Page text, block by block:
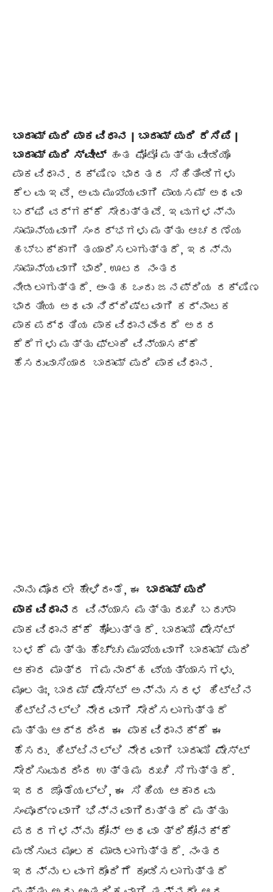
ಬಾದಾಮ್ ಪುರಿ ಪಾಕವಿಧಾನ | ಬಾದಾಮ್ ಪುರಿ ರೆಸಿಪಿ |
ಬಾದಾಮ್ ಪುರಿ ಸ್ವೀಟ್ಹಂತ ಫೋಟೋ ಮತ್ತು ವೀಡಿಯೊ
ಪಾಕವಿಧಾನ. ದಕ್ಷಿಣ ಭಾರತದ ಸಿಹಿತಿಂಡಿಗಳು
ಕೆಲವು ಇವೆ, ಅವು ಮುಖ್ಯವಾಗಿ ಪಾಯಸಮ್ ಅಥವಾ
ಬರ್ಫಿ ವರ್ಗಕ್ಕೆ ಸೇರುತ್ತವೆ. ಇವುಗಳನ್ನು
ಸಾಮಾನ್ಯವಾಗಿ ಸಂದರ್ಭಗಳು ಮತ್ತು ಆಚರಣೆಯ
ಹಬ್ಬಕ್ಕಾಗಿ ತಯಾರಿಸಲಾಗುತ್ತದೆ, ಇದನ್ನು
ಸಾಮಾನ್ಯವಾಗಿ ಭಾರಿ. ಊಟದ ನಂತರ
ನೀಡಲಾಗುತ್ತದೆ. ಅಂತಹ ಒಂದು ಜನಪ್ರಿಯ ದಕ್ಷಿಣ
ಭಾರತೀಯ ಅಥವಾ ನಿರ್ದಿಷ್ಟವಾಗಿ ಕರ್ನಾಟಕ
ಪಾಕಪದ್ಧತಿಯ ಪಾಕವಿಧಾನವೆಂದರೆ ಅದರ
ಕೆರೆಗಳು ಮತ್ತು ಫ್ಲಾಕಿ ವಿನ್ಯಾಸಕ್ಕೆ
ಹೆಸರುವಾಸಿಯಾದ ಬಾದಾಮ್ ಪುರಿ ಪಾಕವಿಧಾನ.
ನಾನು ಮೊದಲೇ ಹೇಳಿದಂತೆ, ಈ ಬಾದಾಮ್ ಪುರಿ
ಪಾಕವಿಧಾನ ದ ವಿನ್ಯಾಸ ಮತ್ತು ರುಚಿ ಬದುಶಾ
ಪಾಕವಿಧಾನಕ್ಕೆ ಹೋಲುತ್ತದೆ. ಬಾದಾಮಿ ಪೇಸ್ಟ್
ಬಳಕೆ ಮತ್ತು ಹೆಚ್ಚು ಮುಖ್ಯವಾಗಿ ಬಾದಾಮ್ ಪುರಿ
ಆಕಾರ ಮಾತ್ರ ಗಮನಾರ್ಹ ವ್ಯತ್ಯಾಸಗಳು.
ಮೂಲತಃ, ಬಾದಮ್ ಪೇಸ್ಟ್ ಅನ್ನು ಸರಳ ಹಿಟ್ಟಿನ
ಹಿಟ್ಟಿನಲ್ಲಿ ನೇರವಾಗಿ ಸೇರಿಸಲಾಗುತ್ತದೆ
ಮತ್ತು ಆದ್ದರಿಂದ ಈ ಪಾಕವಿಧಾನಕ್ಕೆ ಈ
ಹೆಸರು. ಹಿಟ್ಟಿನಲ್ಲಿ ನೇರವಾಗಿ ಬಾದಾಮಿ ಪೇಸ್ಟ್
ಸೇರಿಸುವುದರಿಂದ ಉತ್ತಮ ರುಚಿ ಸಿಗುತ್ತದೆ.
ಇದರ ಜೊತೆಯಲ್ಲಿ, ಈ ಸಿಹಿಯ ಆಕಾರವು
ಸಂಪೂರ್ಣವಾಗಿ ಭಿನ್ನವಾಗಿರುತ್ತದೆ ಮತ್ತು
ಪದರಗಳನ್ನು ಕೋನ್ ಅಥವಾ ತ್ರಿಕೋನಕ್ಕೆ
ಮಡಿಸುವ ಮೂಲಕ ಮಾಡಲಾಗುತ್ತದೆ. ನಂತರ
ಇದನ್ನು ಲವಂಗದೊಂದಿಗೆ ಕೂಡಿಸಲಾಗುತ್ತದೆ